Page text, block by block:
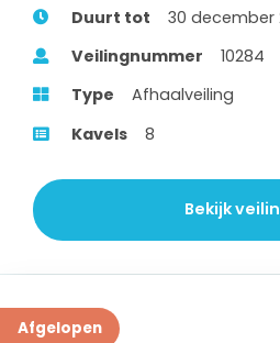
Duurt tot
30 december
Veilingnummer
10284
Type
Afhaalveiling
Kavels
8
Bekijk
Afgelopen